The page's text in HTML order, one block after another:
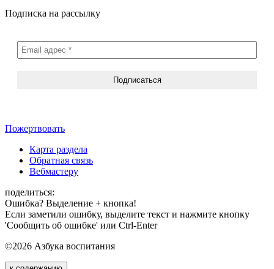
Подписка на рассылку
Пожертвовать
Карта раздела
Обратная связь
Вебмастеру
поделиться:
Ошибка? Выделение + кнопка!
Если заметили ошибку, выделите текст и нажмите кнопку
'Сообщить об ошибке' или Ctrl-Enter
©2026 Азбука воспитания